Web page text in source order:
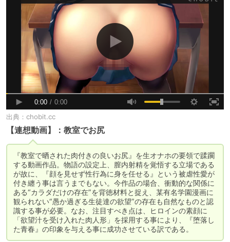
出典： chobit.cc
【連想動画】：教室でお尻
『教室で晒された肉付きの良いお尻』を生オナホの要領で蹂躙
する動画作品。物語の設定上、膣内射精を覚悟する立場である
が故に、『顔を見せず性行為に身を任せる』という被虐性愛が
付き纏う事は言うまでもない。今作品の場合、衝動的な関係に
ある“カラダだけの存在”を背徳材料と捉え、某有名学園漫画に
観られない“愚か過ぎる生徒達の欲望”の存在も自然なものと認
識する事が必要。なお、注目すべき点は、ヒロインの素顔に
「欲望汁を受け入れた肉人形」を採用する事により、『堕落し
た青春』の印象を与える事に成功させている訳である。